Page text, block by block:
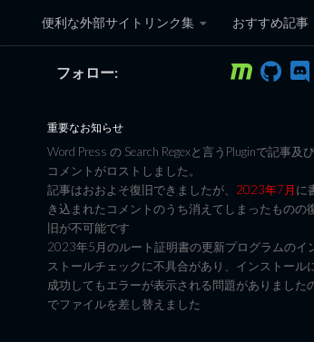
コンテンツへスキップ
便利な外部サイトリンク集 おすすめ記事
黒翼猫のコン
フォロー:
重要なお知らせ
Word Press の Search Regexと言うPluginで記事及び
コメントがロストしました。
記事はおおよそ復旧できましたが、 2023年7月に
き込まれたコメントのうち消えてしまったものの
旧が不可能です
2023年5月のルート証明書の更新プログラムのイ
ストールチェックに不具合があり、インストール
成功してもエラーが表示される問題がありました
でファイルを差し替えました